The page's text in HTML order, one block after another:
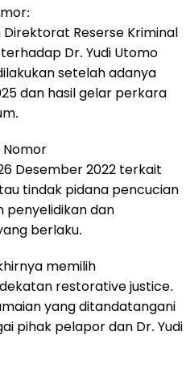
Reserse Kriminal
Dr. Yudi Utomo
setelah adanya
dan hasil gelar perkara
Desember 2022 terkait
tindak pidana pencucian
penyelidikan dan
berlaku.
memilih
restorative justice.
yang ditandatangani
pihak pelapor dan Dr. Yudi